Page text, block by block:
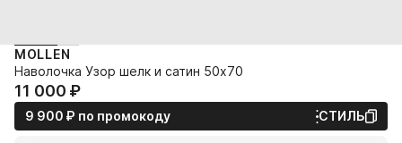
MOLLEN
Наволочка Узор шелк и сатин 50х70
11 000⁠ ⁠₽
9 900⁠ ⁠₽ по промокоду СТИЛЬ